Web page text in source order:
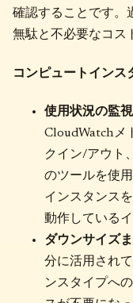
確認することです。
無駄と不必要なコス
コンピュートインス
使用状況の監
CloudWatchメ
クイン/アウト
のツールを使
インスタンス
動作している
ダウンサイズ
分に活用され
ンスタイプへ